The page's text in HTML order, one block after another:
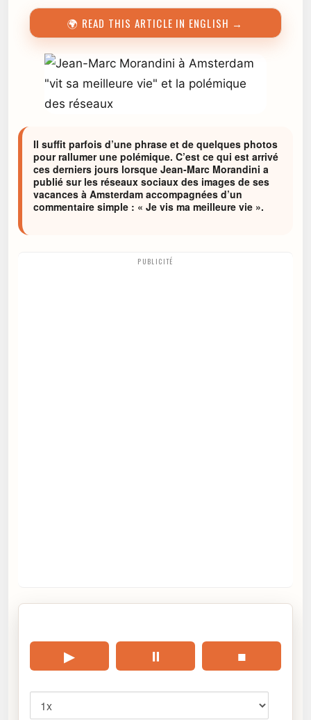
🌍 READ THIS ARTICLE IN ENGLISH →
Il suffit parfois d’une phrase et de quelques photos
pour rallumer une polémique. C’est ce qui est arrivé
ces derniers jours lorsque Jean‑Marc Morandini a
publié sur les réseaux sociaux des images de ses
vacances à Amsterdam accompagnées d’un
commentaire simple : « Je vis ma meilleure vie ».
PUBLICITÉ
▶ ⏸ ■